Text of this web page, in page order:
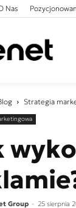
Nas
Strategia
Group - 25 sierpnia